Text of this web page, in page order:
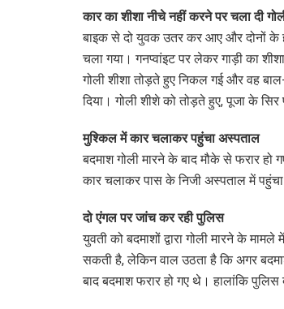
कार का शीशा नीचे नहीं करने पर चला दी
बाइक से दो युवक उतर कर आए और दोनों के
चला गया। गनप्वांइट पर लेकर गाड़ी का
गोली शीशा तोड़ते हुए निकल गई और वह
दिया। गोली शीशे को तोड़ते हुए, पूजा के
मुश्किल में कार चलाकर पहुंचा अस्पताल
बदमाश गोली मारने के बाद मौके से फरार
कार चलाकर पास के निजी अस्पताल में
दो एंगल पर जांच कर रही पुलिस
युवती को बदमाशों द्वारा गोली मारने के
सकती है, लेकिन वाल उठता है कि अगर
बाद बदमाश फरार हो गए थे। हालांकि